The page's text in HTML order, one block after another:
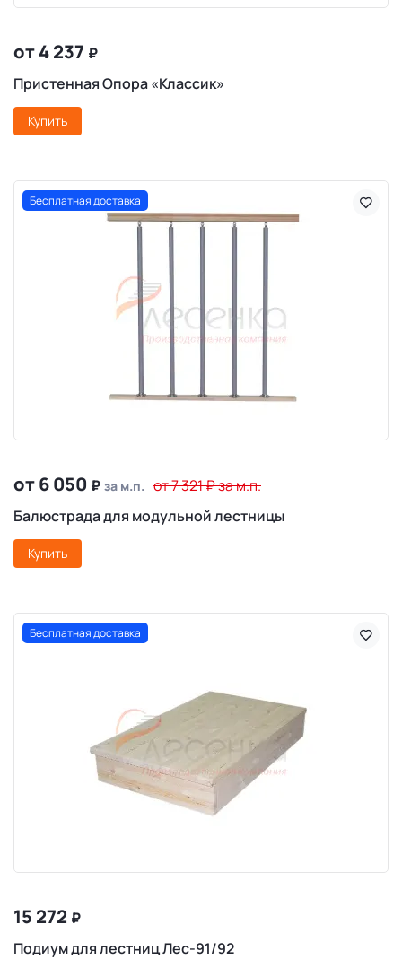
от 4 237 ₽
Пристенная Опора «Классик»
Купить
Бесплатная доставка
от 6 050 ₽ за м.п. от 7 321₽за м.п.
Балюстрада для модульной лестницы
Купить
Бесплатная доставка
15 272 ₽
Подиум для лестниц Лес-91/92